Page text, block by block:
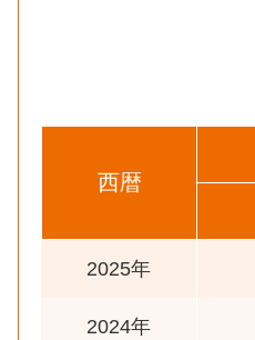
西暦
2025年
2024年